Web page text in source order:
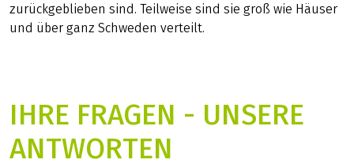
zurückgeblieben sind. Teilweise sind sie groß wie Häuser
und über ganz Schweden verteilt.
IHRE FRAGEN - UNSERE
ANTWORTEN